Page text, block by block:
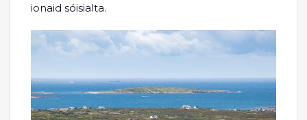
ionaid sóisialta.